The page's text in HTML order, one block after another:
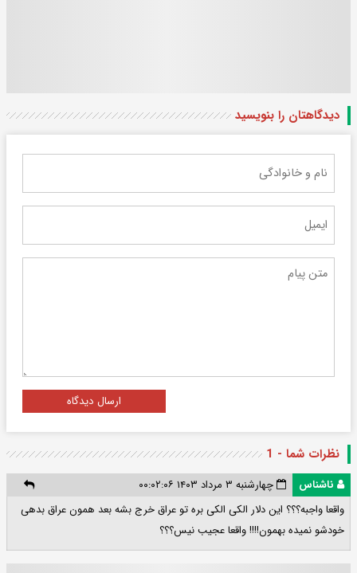
دیدگاهتان را بنویسید
ارسال دیدگاه
نظرات شما - 1
ناشناس
چهارشنبه ۳ مرداد ۱۴۰۳ ۰۰:۰۲:۰۶
واقعا واجبه؟؟؟ این دلار الکی الکی بره تو عراق خرج بشه بعد همون عراق بدهی
خودشو نمیده بهمون!!!! واقعا عجیب نیس؟؟؟